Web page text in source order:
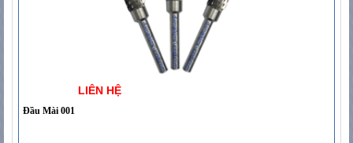
LIÊN HỆ
Đầu Mài 001